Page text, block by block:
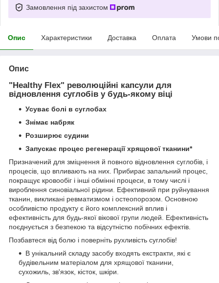
Замовлення під захистом
Опис Характеристики Доставка Оплата Умови
Опис
"Healthy Flex" революційні капсули для
відновлення суглобів у будь-якому віці
Усуває болі в суглобах
Знімає набряк
Розширює судини
Запускає процес регенерації хрящової тканини*
Призначений для зміцнення й повного відновлення суглобів, і
процесів, що впливають на них. Прибирає запальний процес,
покращує кровообіг і інші обмінні процеси, в тому числі і
вироблення синовіальної рідини. Ефективний при руйнування
тканин, викликані ревматизмом і остеопорозом. Основною
особливістю продукту є його комплексний вплив і
ефективність для будь-якої вікової групи людей. Ефективність
поєднується з безпекою та відсутністю побічних ефектів.
Позбавтеся від болю і поверніть рухливість суглобів!
В унікальний складу засобу входять екстракти, які є
будівельним матеріалом для хрящової тканини,
сухожиль, зв'язок, кісток, шкіри.